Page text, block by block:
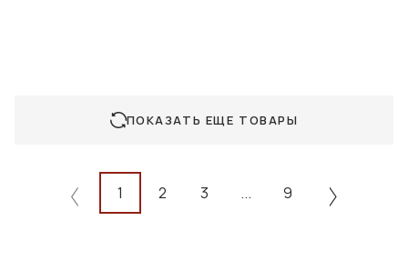
ПОКАЗАТЬ ЕЩЕ ТОВАРЫ
1 2 3 ... 9